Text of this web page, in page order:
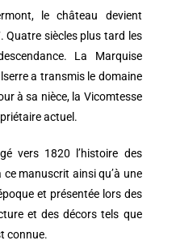
le château devient
Quatre siècles plus tard les
La Marquise
a transmis le domaine
à sa nièce, la Vicomtesse
actuel.
vers 1820 l’histoire des
manuscrit ainsi qu’à une
et présentée lors des
et des décors tels que
connue.